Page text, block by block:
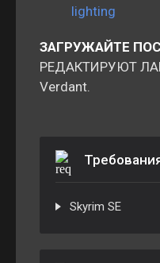
lighting
ЗАГРУЖАЙТЕ
РЕДАКТИРУЮТ
Verdant.
Skyrim SE